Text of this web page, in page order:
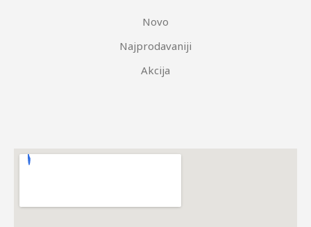
Novo
Najprodavaniji
Akcija